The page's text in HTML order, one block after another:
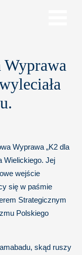
Wyprawa „K2 dla
Wielickiego. Jej
wejście
się w paśmie
Strategicznym
Polskiego
skąd ruszy